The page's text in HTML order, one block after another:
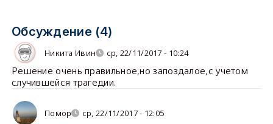
Обсуждение (4)
Никита Ивин ср, 22/11/2017 - 10:24
Решение очень правильное,но запоздалое,с учетом
случившейся трагедии.
Помор ср, 22/11/2017 - 12:05